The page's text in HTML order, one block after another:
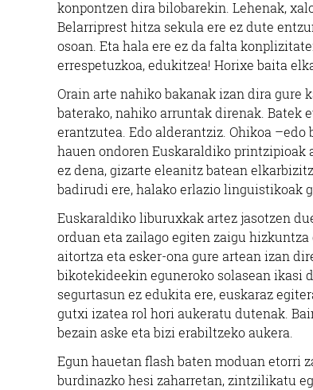
konpontzen dira bilobarekin. Lehenak,
Belarriprest hitza sekula ere ez dute
osoan. Eta hala ere ez da falta
errespetuzkoa, edukitzea! Horixe baita
Orain arte nahiko bakanak izan dira gure
baterako, nahiko arruntak direnak. Batek
erantzutea. Edo alderantziz. Ohikoa
hauen ondoren Euskaraldiko
ez dena, gizarte eleanitz batean
badirudi ere, halako erlazio linguistikoak
Euskaraldiko liburuxkak artez jasotzen
orduan eta zailago egiten zaigu
aitortza eta esker-ona gure artean izan
bikotekideekin eguneroko solasean ikasi
segurtasun ez edukita ere, euskaraz
gutxi izatea rol hori aukeratu dutenak.
bezain aske eta bizi erabiltzeko aukera.
Egun hauetan flash baten moduan etorri
burdinazko hesi zaharretan, zintzilikatu